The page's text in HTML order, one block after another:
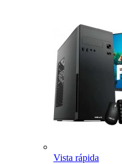
Vista rápida